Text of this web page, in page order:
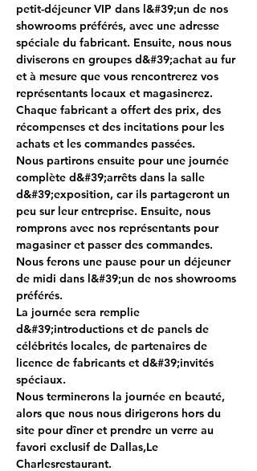
petit-déjeuner VIP dans l&#39;un de nos
showrooms préférés, avec une adresse
spéciale du fabricant. Ensuite, nous nous
diviserons en groupes d&#39;achat au fur
et à mesure que vous rencontrerez vos
représentants locaux et magasinerez.
Chaque fabricant a offert des prix, des
récompenses et des incitations pour les
achats et les commandes passées.
Nous partirons ensuite pour une journée
complète d&#39;arrêts dans la salle
d&#39;exposition, car ils partageront un
peu sur leur entreprise. Ensuite, nous
romprons avec nos représentants pour
magasiner et passer des commandes.
Nous ferons une pause pour un déjeuner
de midi dans l&#39;un de nos showrooms
préférés.
La journée sera remplie
d&#39;introductions et de panels de
célébrités locales, de partenaires de
licence de fabricants et d&#39;invités
spéciaux.
Nous terminerons la journée en beauté,
alors que nous nous dirigerons hors du
site pour dîner et prendre un verre au
favori exclusif de Dallas,Le
Charlesrestaurant.